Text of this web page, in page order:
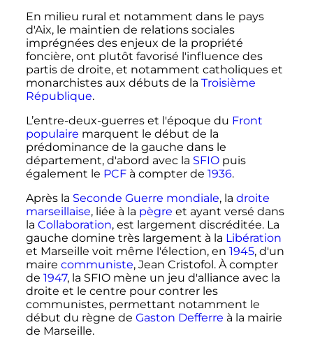
En milieu rural et notamment dans le pays
d'Aix, le maintien de relations sociales
imprégnées des enjeux de la propriété
foncière, ont plutôt favorisé l'influence des
partis de droite, et notamment catholiques et
monarchistes aux débuts de la Troisième
République.
L’entre-deux-guerres et l'époque du Front
populaire marquent le début de la
prédominance de la gauche dans le
département, d'abord avec la SFIOpuis
également le PCFà compter de 1936.
Après la Seconde Guerre mondiale, la droite
marseillaise, liée à la pègre et ayant versé dans
la Collaboration, est largement discréditée. La
gauche domine très largement à la Libération
et Marseille voit même l'élection, en 1945, d'un
maire communiste, Jean Cristofol. À compter
de 1947, la SFIO mène un jeu d'alliance avec la
droite et le centre pour contrer les
communistes, permettant notamment le
début du règne de Gaston Defferre à la mairie
de Marseille.